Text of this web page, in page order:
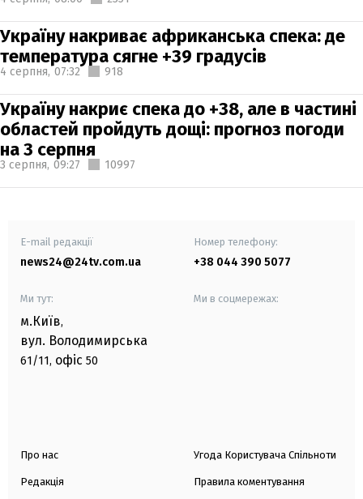
Україну накриває африканська спека: де
температура сягне +39 градусів
4 серпня, 07:32 918
Україну накриє спека до +38, але в частині
областей пройдуть дощі: прогноз погоди
на 3 серпня
3 серпня, 09:27 10997
E-mail редакції
news24@24tv.com.ua
Номер телефону:
+38 044 390 5077
Ми тут:
м.Київ,
вул. Володимирська
61/11, офіс 50
Ми в соцмережах:
Про нас
Редакція
Угода Користувача Спільноти
Правила коментування